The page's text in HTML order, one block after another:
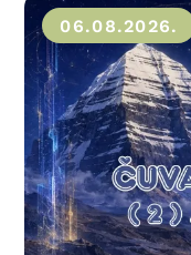
06.08.2026.